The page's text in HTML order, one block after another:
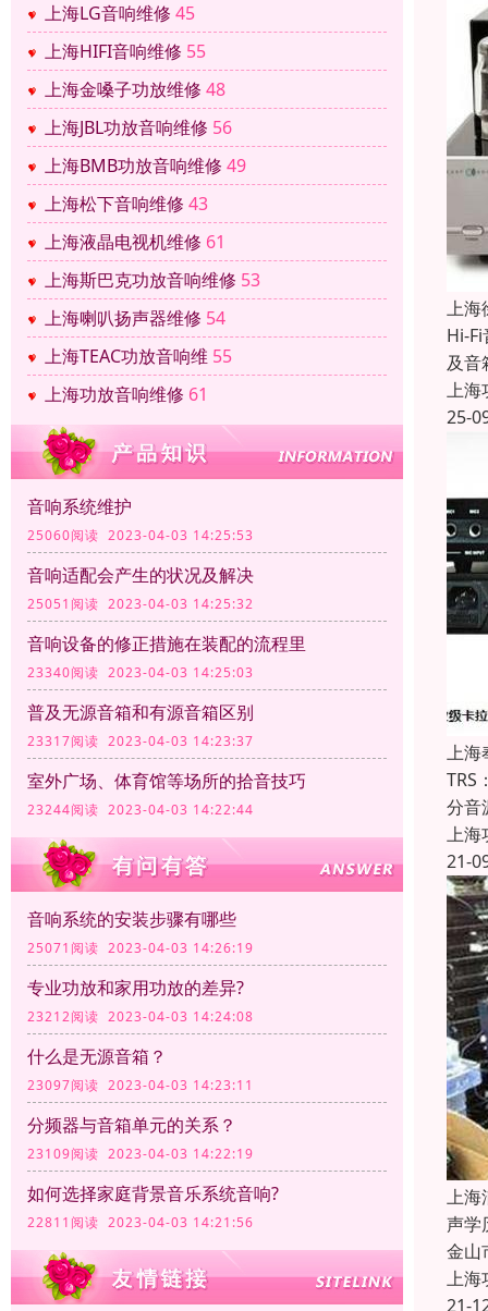
上海LG音响维修 45
上海HIFI音响维修 55
上海金嗓子功放维修 48
上海JBL功放音响维修 56
上海BMB功放音响维修 49
上海松下音响维修 43
上海液晶电视机维修 61
上海斯巴克功放音响维修 53
上海喇叭扬声器维修 54
上海TEAC功放音响维 55
上海功放音响维修 61
音响系统维护
25060阅读 2023-04-03 14:25:53
音响适配会产生的状况及解决
25051阅读 2023-04-03 14:25:32
音响设备的修正措施在装配的流程里
23340阅读 2023-04-03 14:25:03
普及无源音箱和有源音箱区别
23317阅读 2023-04-03 14:23:37
室外广场、体育馆等场所的拾音技巧
23244阅读 2023-04-03 14:22:44
音响系统的安装步骤有哪些
25071阅读 2023-04-03 14:26:19
专业功放和家用功放的差异?
23212阅读 2023-04-03 14:24:08
什么是无源音箱？
23097阅读 2023-04-03 14:23:11
分频器与音箱单元的关系？
23109阅读 2023-04-03 14:22:19
如何选择家庭背景音乐系统音响?
22811阅读 2023-04-03 14:21:56
上海
Hi-
及音
上海
25-
上海
TRS
分音
上海
21-
上海
声学
金山
上海
21-